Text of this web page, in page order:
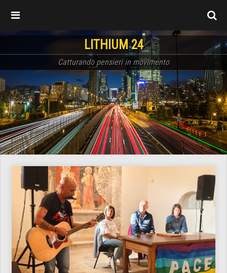
LITHIUM 24
Catturando pensieri in movimento